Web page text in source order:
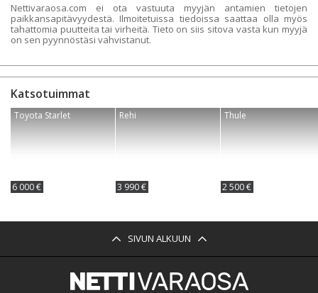
Nettivaraosa.com ei ota vastuuta myyjän antamien tietojen
paikkansapitävyydestä. Ilmoitetuissa tiedoissa saattaa olla myös
tahattomia puutteita tai virheitä. Tieto on siis sitova vasta kun myyjä
on sen pyynnöstäsi vahvistanut.
Katsotuimmat
Toyota Starlet
6 000 €
Rehi
3 990 €
Thule
2 500 €
SIVUN ALKUUN